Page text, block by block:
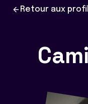
Retour aux